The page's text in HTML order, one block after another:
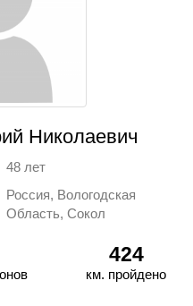
Николаевич
48 лет
Россия, Вологодская
Область, Сокол
424
км. пройдено